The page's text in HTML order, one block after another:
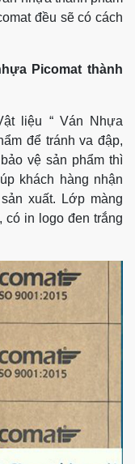
đều sẽ có cách
Picomat thành
liệu “ Ván Nhựa
để tránh va đập,
vệ sản phẩm thì
khách hàng nhận
xuất. Lớp màng
có in logo đen trắng